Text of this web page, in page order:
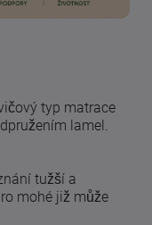
typ matrace
lamel.
tužší a
mohé již může